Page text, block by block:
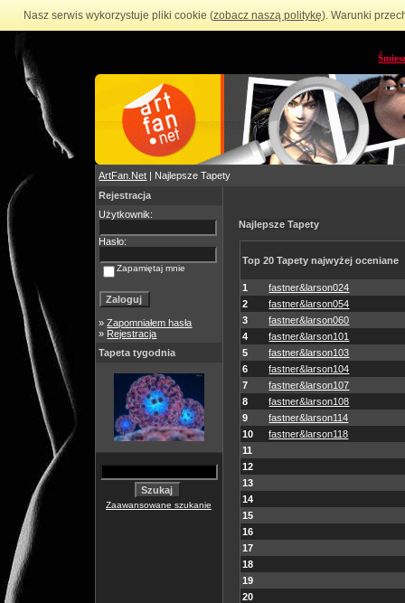
Nasz serwis wykorzystuje pliki cookie (zobacz naszą politykę). Warunki
ArtFan.Net | Najlepsze Tapety
Rejestracja
Użytkownik:
Hasło:
Zapamiętaj mnie
»Zapomniałem hasła
» Rejestracja
Tapeta tygodnia
Zaawansowane szukanie
Najlepsze Tapety
Top 20 Tapety najwyżej oceniane
1
fastner&larson024
2
fastner&larson054
3
fastner&larson060
4
fastner&larson101
5
fastner&larson103
6
fastner&larson104
7
fastner&larson107
8
fastner&larson108
9
fastner&larson114
10
fastner&larson118
11
12
13
14
15
16
17
18
19
20